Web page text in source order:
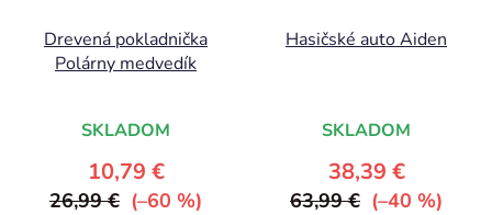
Drevená pokladnička
Polárny medvedík
SKLADOM
10,79 €
26,99 € (–60 %)
Hasičské auto Aiden
SKLADOM
38,39 €
63,99 € (–40 %)